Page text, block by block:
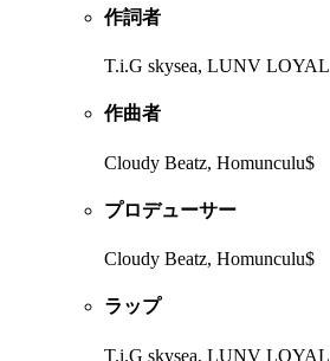
作詞者
T.i.G skysea, LUNV LOYAL
作曲者
Cloudy Beatz, Homunculu$
プロデューサー
Cloudy Beatz, Homunculu$
ラップ
T.i.G skysea, LUNV LOYAL